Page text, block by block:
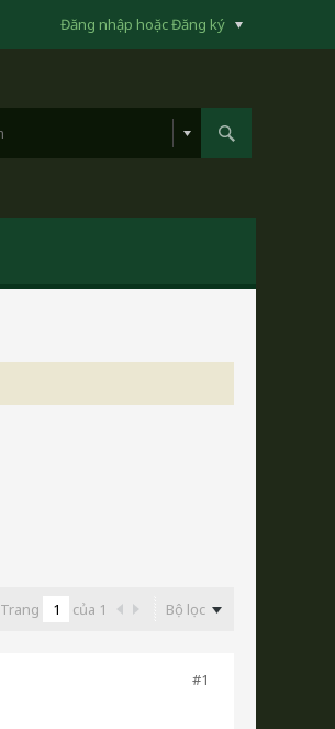
Đăng nhập hoặc Đăng ký
Trang của 1 Bộ lọc
#1